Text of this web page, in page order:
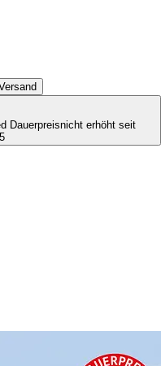
Dauerpreisnicht erhöht seit